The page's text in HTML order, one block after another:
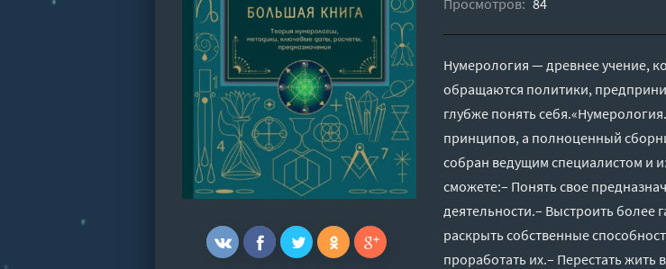
Нумерология — древнее учение,
обращаются политики,
глубже понять
принципов, а полноценный
собран ведущим специалистом и
сможете:– Понять свое
деятельности.– Выстроить более
раскрыть собственные
проработать их.– Перестать